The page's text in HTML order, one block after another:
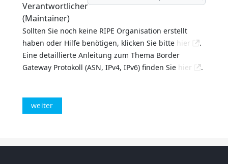
Verantwortlicher
(Maintainer)
Sollten Sie noch keine RIPE Organisation erstellt
haben oder Hilfe benötigen, klicken Sie bitte hier
.
Eine detaillierte Anleitung zum Thema Border
Gateway Protokoll (ASN, IPv4, IPv6) finden Sie hier .